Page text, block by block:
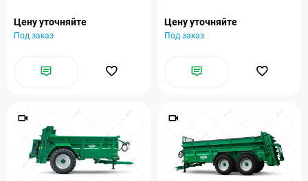
Цену уточняйте
Под заказ
Цену уточняйте
Под заказ